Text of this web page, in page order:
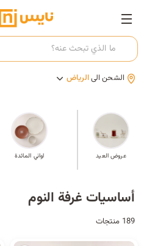
الشحن الىالرياض
عروض العيد اواني المائدة
أساسيات غرفة النوم
189 منتجات